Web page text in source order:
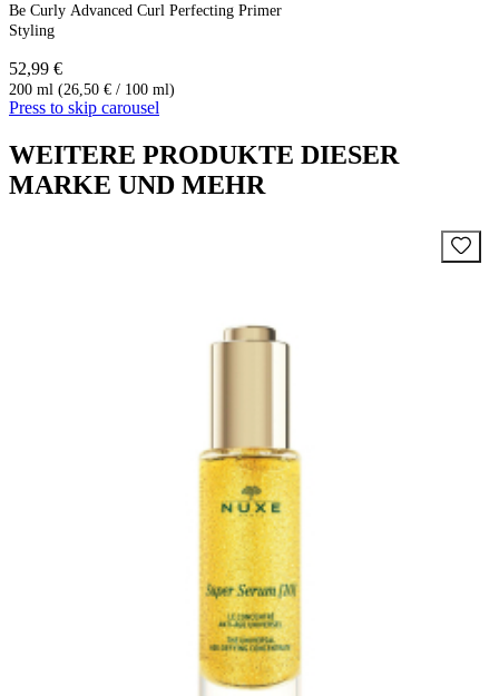
Be Curly Advanced Curl Perfecting Primer
Styling
52,99 €
200 ml (26,50 € / 100 ml)
Press to skip carousel
WEITERE PRODUKTE DIESER
MARKE UND MEHR